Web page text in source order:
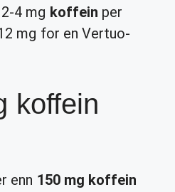
4 mg koffein per
mg for en Vertuo-
koffein
enn 150 mg koffein